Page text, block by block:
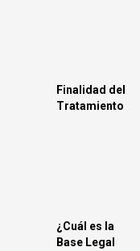
Finalidad del
Tratamiento
¿Cuál es la
Base Legal